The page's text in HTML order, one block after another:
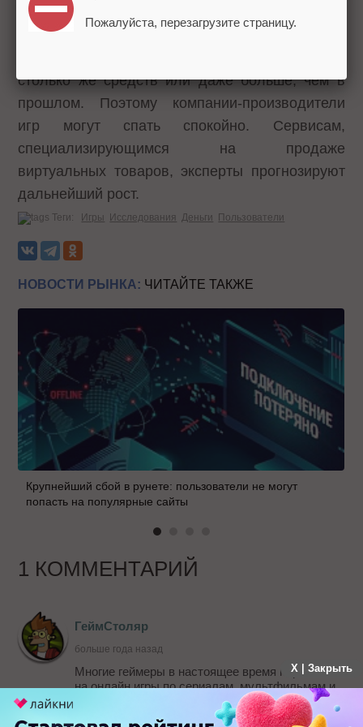
Подавляющее число любителей поиграть
столько же средств или даже больше, чем в
прошлом. Поэтому компании-производители
игр могут спать спокойно. Сервисам,
специализирующимся на продаже
виртуальных товаров, эксперты прогнозируют
дальнейший рост.
Теги: Игры Исследования Деньги Пользователи
НОВОСТИ РЫНКА: ЧИТАЙТЕ ТАКЖЕ
Крупнейший сбой в рунете: пользователи не могут
попасть на популярные сайты
1 КОММЕНТАРИЙ
ГеймСтоляр
больше года назад
Многие геймеры в настоящее время перешли
на онлайн игры по сериалам, мультфильмам и
фильмам. Например очень популярными
являются игры Универ Новая Общага, Новый
X | Закрыть
Пожалуйста, перезагрузите страницу.